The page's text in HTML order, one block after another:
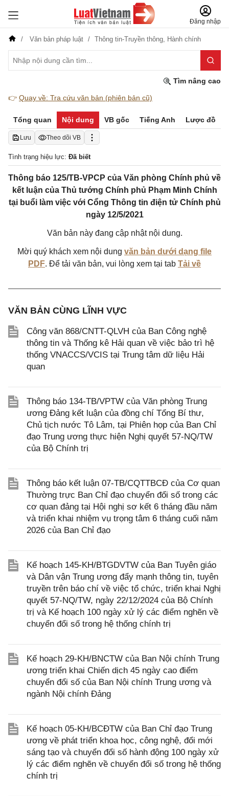
Đăng nhập
Văn bản pháp luật Thông tin-Truyền thông, Hành chính
Tìm nâng cao
👉 Quay về: Tra cứu văn bản (phiên bản cũ)
Tổng quan Nội dung VB gốc Tiếng Anh Lược đồ
Lưu Theo dõi VB
Tình trạng hiệu lực: Đã biết
Thông báo 125/TB-VPCP của Văn phòng Chính phủ về
kết luận của Thủ tướng Chính phủ Phạm Minh Chính
tại buổi làm việc với Cổng Thông tin điện tử Chính phủ
ngày 12/5/2021
Văn bản này đang cập nhật nội dung.
Mời quý khách xem nội dung văn bản dưới dạng file
PDF. Để tải văn bản, vui lòng xem tại tab Tải về
VĂN BẢN CÙNG LĨNH VỰC
Công văn 868/CNTT-QLVH của Ban Công nghệ
thông tin và Thống kê Hải quan về việc bảo trì hệ
thống VNACCS/VCIS tại Trung tâm dữ liệu Hải
quan
Thông báo 134-TB/VPTW của Văn phòng Trung
ương Đảng kết luận của đồng chí Tổng Bí thư,
Chủ tịch nước Tô Lâm, tại Phiên họp của Ban Chỉ
đạo Trung ương thực hiện Nghị quyết 57-NQ/TW
của Bộ Chính trị
Thông báo kết luận 07-TB/CQTTBCĐ của Cơ quan
Thường trực Ban Chỉ đạo chuyển đổi số trong các
cơ quan đảng tại Hội nghị sơ kết 6 tháng đầu năm
và triển khai nhiệm vụ trọng tâm 6 tháng cuối năm
2026 của Ban Chỉ đạo
Kế hoạch 145-KH/BTGDVTW của Ban Tuyên giáo
và Dân vận Trung ương đẩy mạnh thông tin, tuyên
truyền trên báo chí về việc tổ chức, triển khai Nghị
quyết 57-NQ/TW, ngày 22/12/2024 của Bộ Chính
trị và Kế hoạch 100 ngày xử lý các điểm nghẽn về
chuyển đổi số trong hệ thống chính trị
Kế hoạch 29-KH/BNCTW của Ban Nội chính Trung
ương triển khai Chiến dịch 45 ngày cao điểm
chuyển đổi số của Ban Nội chính Trung ương và
ngành Nội chính Đảng
Kế hoạch 05-KH/BCĐTW của Ban Chỉ đạo Trung
ương về phát triển khoa học, công nghệ, đổi mới
sáng tạo và chuyển đổi số hành động 100 ngày xử
lý các điểm nghẽn về chuyển đổi số trong hệ thống
chính trị